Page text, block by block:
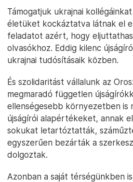
Támogatjuk ukrajnai
életüket kockáztatva látnak el
feladatot azért, hogy
olvasókhoz. Eddig kilenc
ukrajnai tudósításaik közben.
És szolidaritást vállalunk az
megmaradó független
ellenségesebb környezetben is
újságírói alapértékeket, annak
sokukat letartóztatták,
egyszerűen bezárták a
dolgoztak.
Azonban a saját térségünkben